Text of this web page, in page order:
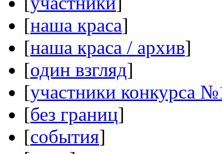
[наша краса]
[наша краса / архив]
[один взгляд]
[участники конкурса
[без границ]
[события]